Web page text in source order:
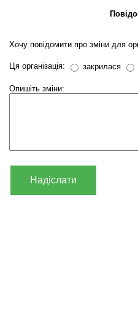
Хочу повідомити про зміни для
Ця організація: закрилася
Опишіть зміни:
Надіслати